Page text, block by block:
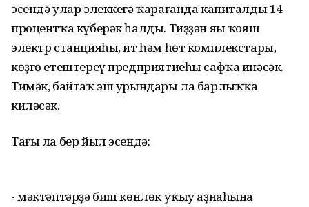
эсендә улар элеккегә ҡарағанда капиталды 14
процентҡа күберәк һалды. Тиҙҙән яңы ҡояш
электр станцияһы, ит һәм һөт комплекстары,
көҙгө етештереү предприятиеһы сафҡа инәсәк.
Тимәк, байтаҡ эш урындары ла барлыҡҡа
киләсәк.
Тағы ла бер йыл эсендә:
- мәктәптәрҙә биш көнлөк уҡыу аҙнаһына